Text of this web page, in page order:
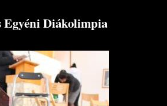
Egyéni Diákolimpia